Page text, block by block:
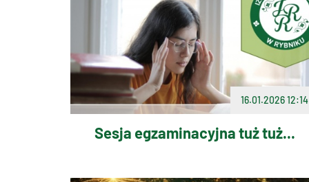
16.01.2026 12:14
Sesja egzaminacyjna tuż tuż...